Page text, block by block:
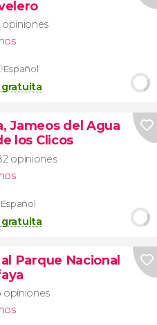
opiniones
Español
gratuita
Jameos del Agua
los Clicos
opiniones
Español
gratuita
Parque Nacional
opiniones